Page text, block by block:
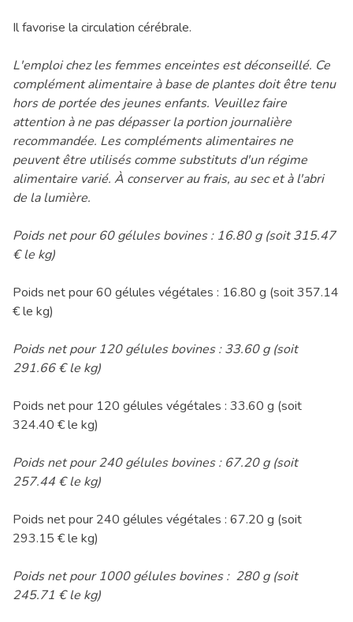
Il favorise la circulation cérébrale.
L'emploi chez les femmes enceintes est déconseillé. Ce
complément alimentaire à base de plantes doit être tenu
hors de portée des jeunes enfants. Veuillez faire
attention à ne pas dépasser la portion journalière
recommandée. Les compléments alimentaires ne
peuvent être utilisés comme substituts d'un régime
alimentaire varié. À conserver au frais, au sec et à l'abri
de la lumière.
Poids net pour 60 gélules bovines : 16.80 g (soit 315.47
€ le kg)
Poids net pour 60 gélules végétales : 16.80 g (soit 357.14
€ le kg)
Poids net pour 120 gélules bovines : 33.60 g (soit
291.66 € le kg)
Poids net pour 120 gélules végétales : 33.60 g (soit
324.40 € le kg)
Poids net pour 240 gélules bovines : 67.20 g (soit
257.44 € le kg)
Poids net pour 240 gélules végétales : 67.20 g (soit
293.15 € le kg)
Poids net pour 1000 gélules bovines : 280 g (soit
245.71 € le kg)